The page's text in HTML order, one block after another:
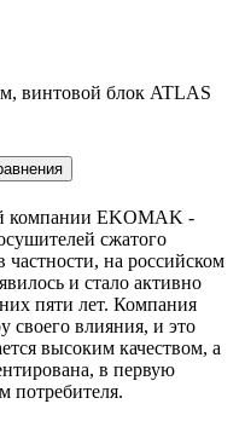
винтовой блок ATLAS
компании EKOMAK -
сжатого
на российском
и стало активно
пяти лет. Компания
своего влияния, и это
высоким качеством, а
в первую
потребителя.